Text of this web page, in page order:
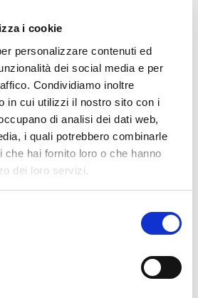
i cookie
personalizzare contenuti ed
dei social media e per
Condividiamo inoltre
in cui utilizzi il nostro sito con i
di analisi dei dati web,
i quali potrebbero combinarle
che hai fornito loro o che hanno
dei loro servizi.
conosciuta in dialetto valtellinese